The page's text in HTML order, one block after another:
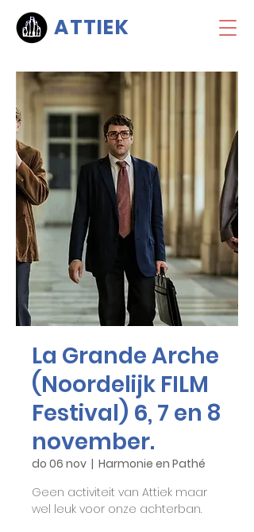
ATTIEK
La Grande Arche
(Noordelijk FILM
Festival) 6, 7 en 8
november.
do 06 nov
  |
Harmonie en Pathé
Geen activiteit van Attiek maar
wel leuk voor onze achterban.